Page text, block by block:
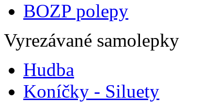
BOZP polepy
Vyrezávané samolepky
Hudba
Koníčky - Siluety